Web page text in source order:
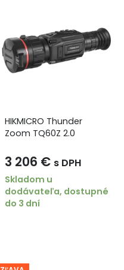
Hikmicro ALPEX A50TN
940 nm
600€ s DPH
Skladom u
dodávateľa, dostupné
do 3 dní